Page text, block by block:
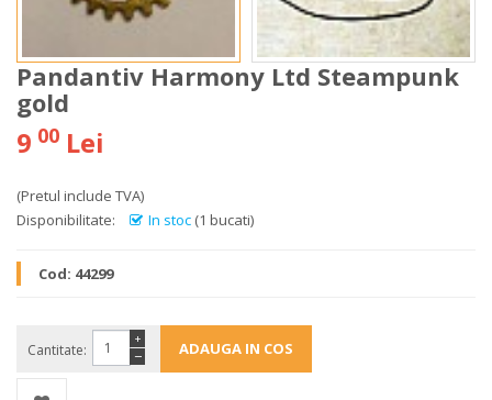
Pandantiv Harmony Ltd Steampunk
gold
9 00 Lei
(Pretul include TVA)
Disponibilitate:
In stoc (1 bucati)
Cod: 44299
Cantitate: −
+